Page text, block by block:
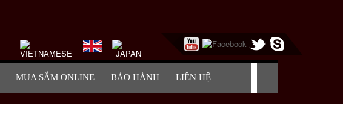
MUA SẮM ONLINE BẢO HÀNH LIÊN HỆ